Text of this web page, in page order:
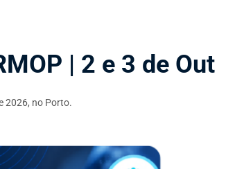
| 2 e 3 de Out
2026, no Porto.